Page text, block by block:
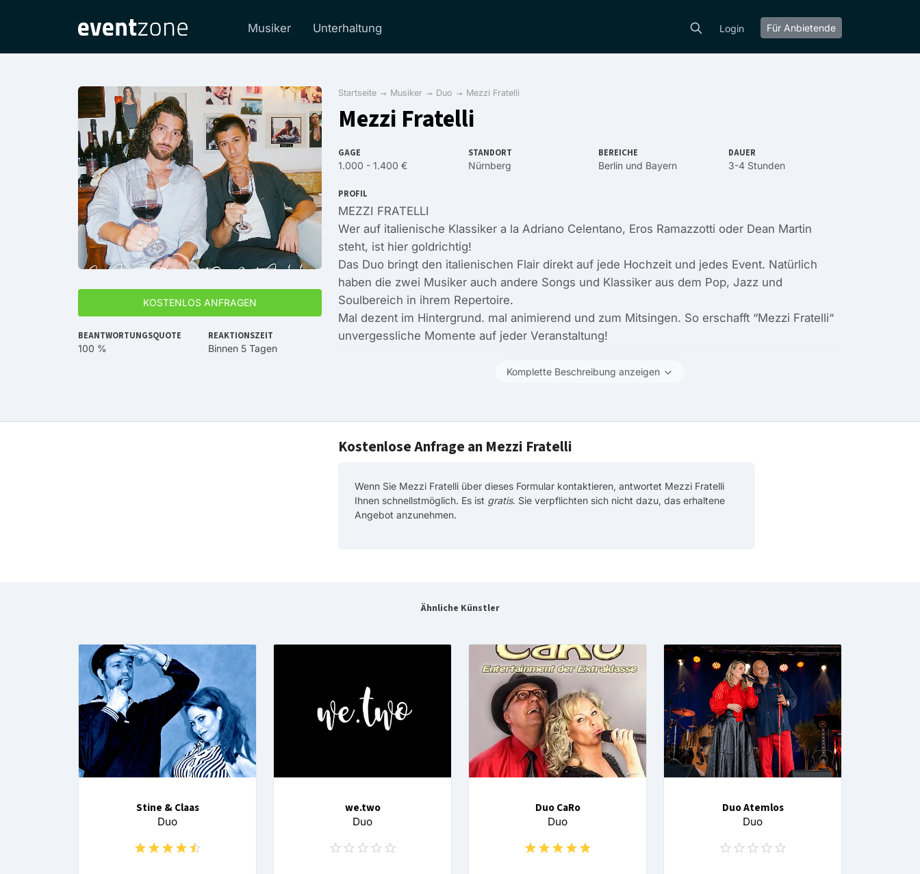
Musiker Unterhaltung Login Für Anbietende
KOSTENLOS ANFRAGEN
BEANTWORTUNGSQUOTE
100 %
REAKTIONSZEIT
Binnen 5 Tagen
Startseite Musiker Duo Mezzi Fratelli
Mezzi Fratelli
GAGE
1.000 - 1.400 €
STANDORT
Nürnberg
BEREICHE
Berlin und Bayern
DAUER
3-4 Stunden
PROFIL
MEZZI FRATELLI
Wer auf italienische Klassiker a la Adriano Celentano, Eros Ramazzotti oder Dean Martin
steht, ist hier goldrichtig!
Das Duo bringt den italienischen Flair direkt auf jede Hochzeit und jedes Event. Natürlich
haben die zwei Musiker auch andere Songs und Klassiker aus dem Pop, Jazz und
Soulbereich in ihrem Repertoire.
Mal dezent im Hintergrund. mal animierend und zum Mitsingen. So erschafft “Mezzi Fratelli“
unvergessliche Momente auf jeder Veranstaltung!
Komplette Beschreibung anzeigen
Kostenlose Anfrage an Mezzi Fratelli
Wenn Sie Mezzi Fratelli über dieses Formular kontaktieren, antwortet Mezzi Fratelli
Ihnen schnellstmöglich. Es ist gratis. Sie verpflichten sich nicht dazu, das erhaltene
Angebot anzunehmen.
Ähnliche Künstler
Stine & Claas
Duo
we.two
Duo
Duo CaRo
Duo
Duo Atemlos
Duo